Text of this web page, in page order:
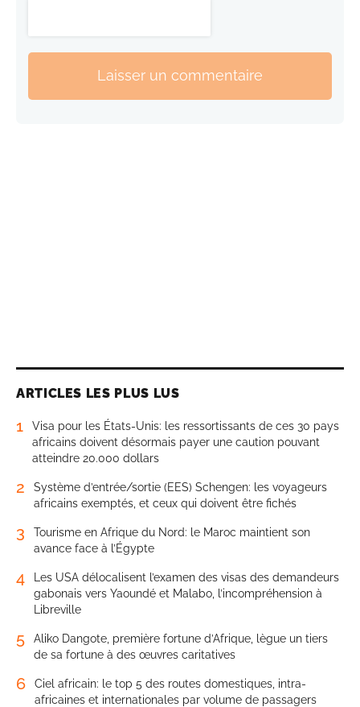
Laisser un commentaire
ARTICLES LES PLUS LUS
1
Visa pour les États-Unis: les ressortissants de ces 30 pays
africains doivent désormais payer une caution pouvant
atteindre 20.000 dollars
2
Système d’entrée/sortie (EES) Schengen: les voyageurs
africains exemptés, et ceux qui doivent être fichés
3
Tourisme en Afrique du Nord: le Maroc maintient son
avance face à l’Égypte
4
Les USA délocalisent l’examen des visas des demandeurs
gabonais vers Yaoundé et Malabo, l’incompréhension à
Libreville
5
Aliko Dangote, première fortune d’Afrique, lègue un tiers
de sa fortune à des œuvres caritatives
6
Ciel africain: le top 5 des routes domestiques, intra-
africaines et internationales par volume de passagers